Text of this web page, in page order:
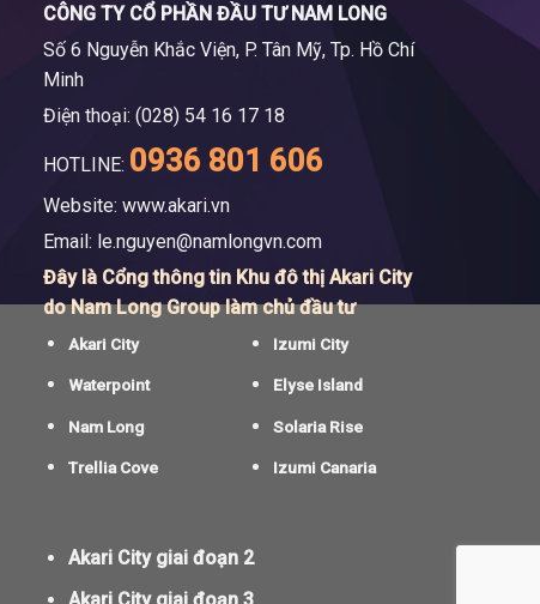
CÔNG TY CỔ PHẦN ĐẦU TƯ NAM LONG
Số 6 Nguyễn Khắc Viện, P. Tân Mỹ, Tp. Hồ Chí
Minh
Điện thoại: (028) 54 16 17 18
HOTLINE: 0936 801 606
Website: www.akari.vn
Email: le.nguyen@namlongvn.com
Đây là Cổng thông tin Khu đô thị Akari City
do Nam Long Group làm chủ đầu tư
Akari City
Waterpoint
Nam Long
Trellia Cove
Izumi City
Elyse Island
Solaria Rise
Izumi Canaria
Akari City giai đoạn 2